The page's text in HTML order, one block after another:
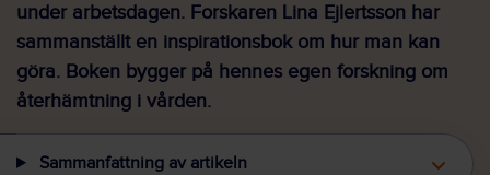
under arbetsdagen. Forskaren Lina Ejlertsson har
sammanställt en inspirationsbok om hur man kan
göra. Boken bygger på hennes egen forskning om
återhämtning i vården.
Sammanfattning av artikeln